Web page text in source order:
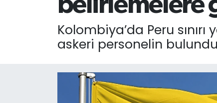
belirlemelere
Kolombiya’da Peru
askeri personelin
Son Dakika Haberleri
Haber Arşivi